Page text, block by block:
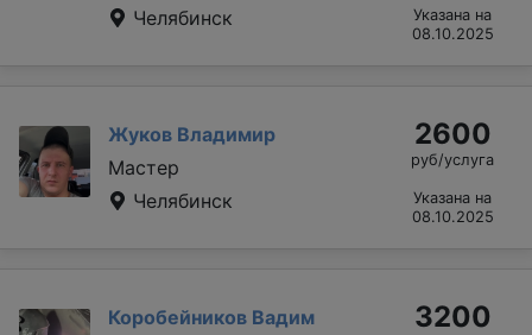
Челябинск
Указана на
08.10.2025
Жуков Владимир
Мастер
Челябинск
2600
руб/услуга
Указана на
08.10.2025
Коробейников Вадим
3200